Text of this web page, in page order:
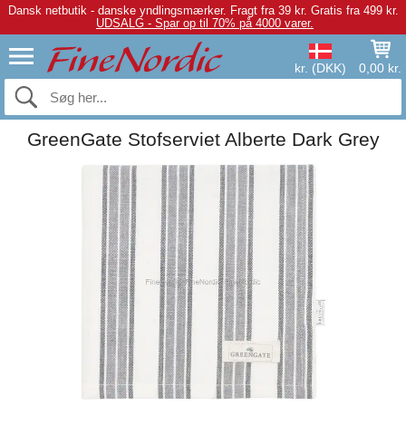
Dansk netbutik - danske yndlingsmærker. Fragt fra 39 kr. Gratis fra 499 kr.
UDSALG - Spar op til 70% på 4000 varer.
kr. (DKK) 0,00 kr.
GreenGate Stofserviet Alberte Dark Grey